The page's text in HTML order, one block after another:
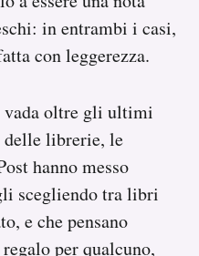
in entrambi i casi,
con leggerezza.
vada oltre gli ultimi
librerie, le
hanno messo
scegliendo tra libri
e che pensano
per qualcuno,